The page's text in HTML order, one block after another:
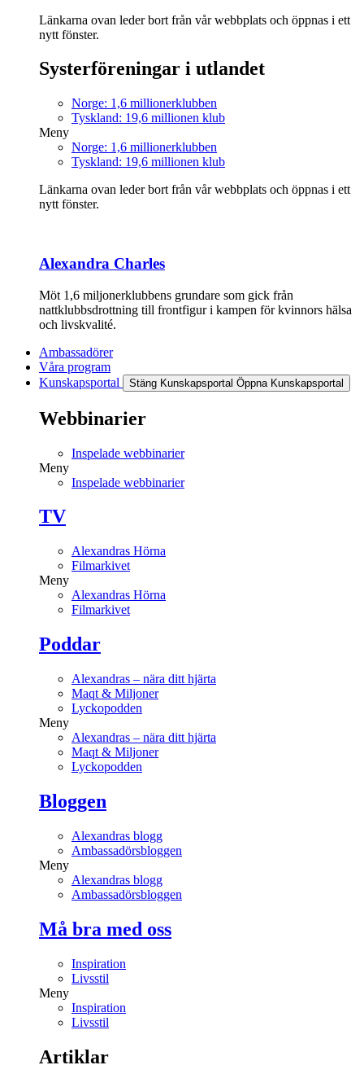
Länkarna ovan leder bort från vår webbplats och öppnas i ett
nytt fönster.
Systerföreningar i utlandet
Norge: 1,6 millionerklubben
Tyskland: 19,6 millionen klub
Meny
Norge: 1,6 millionerklubben
Tyskland: 19,6 millionen klub
Länkarna ovan leder bort från vår webbplats och öppnas i ett
nytt fönster.
Alexandra Charles
Möt 1,6 miljonerklubbens grundare som gick från
nattklubbsdrottning till frontfigur i kampen för kvinnors hälsa
och livskvalité.
Ambassadörer
Våra program
Kunskapsportal
Stäng Kunskapsportal Öppna Kunskapsportal
Webbinarier
Inspelade webbinarier
Meny
Inspelade webbinarier
TV
Alexandras Hörna
Filmarkivet
Meny
Alexandras Hörna
Filmarkivet
Poddar
Alexandras – nära ditt hjärta
Maqt & Miljoner
Lyckopodden
Meny
Alexandras – nära ditt hjärta
Maqt & Miljoner
Lyckopodden
Bloggen
Alexandras blogg
Ambassadörsbloggen
Meny
Alexandras blogg
Ambassadörsbloggen
Må bra med oss
Inspiration
Livsstil
Meny
Inspiration
Livsstil
Artiklar